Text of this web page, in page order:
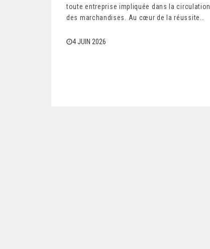
toute entreprise impliquée dans la circulation
des marchandises. Au cœur de la réussite…
4 JUIN 2026